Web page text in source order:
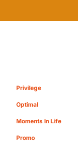
Privilege
Optimal
Moments In Life
Promo